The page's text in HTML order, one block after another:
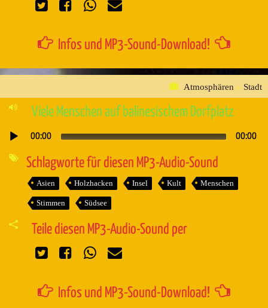
Infos und MP3-Sound-Download!
Atmosphären » Stadt
Viele Menschen auf balinesischem Dorfplatz
Audio-
00:00 00:00
Schlagworte für diesen MP3-Audio-Sound
Asien Holzhacken Insel Kult Menschen
Stimmen Südsee
Teile diesen MP3-Audio-Sound per
Infos und MP3-Sound-Download!